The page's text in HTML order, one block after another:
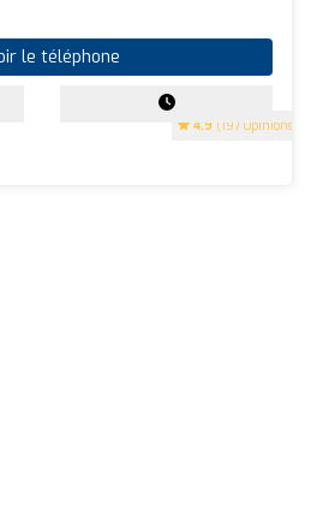
4.9 (197 Opinions)
le téléphone